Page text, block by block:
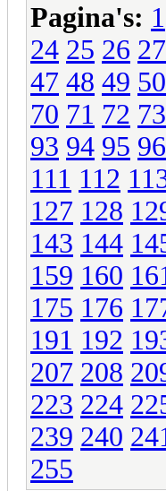
Pagina's: 1
24 25 26 27
47 48 49 50
70 71 72 73
93 94 95 96
111 112
127 128
143 144
159 160
175 176
191 192
207 208
223 224
239 240
255